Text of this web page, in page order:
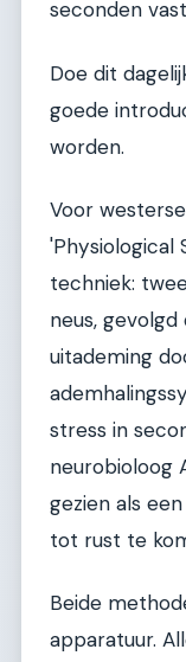
seconden
Doe dit
goede
worden.
Voor
'Physiological
techniek:
neus,
uitademing
stress in
neurobioloog
gezien als
tot rust te
Beide
apparatuur.